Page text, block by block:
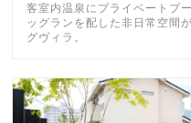
客室内温泉にプライベートプ
ッグランを配した非日常空間
グヴィラ。